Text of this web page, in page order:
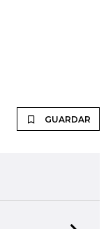
GUARDAR